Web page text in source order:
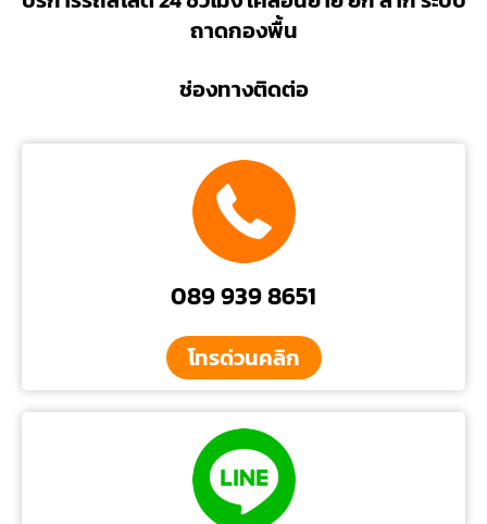
ถาดกองพื้น
ช่องทางติดต่อ
089 939 8651
โทรด่วนคลิก